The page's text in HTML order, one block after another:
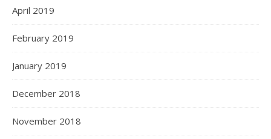
April 2019
February 2019
January 2019
December 2018
November 2018